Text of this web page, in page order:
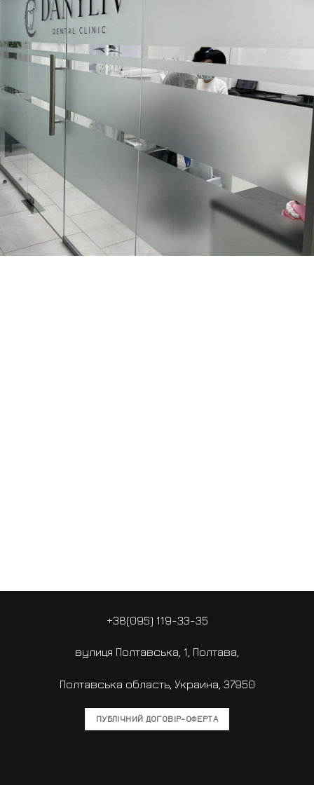
+38(095) 119-33-35
вулиця Полтавська, 1, Полтава,
Полтавська область, Украина, 37950
ПУБЛІЧНИЙ ДОГОВІР-ОФЕРТА